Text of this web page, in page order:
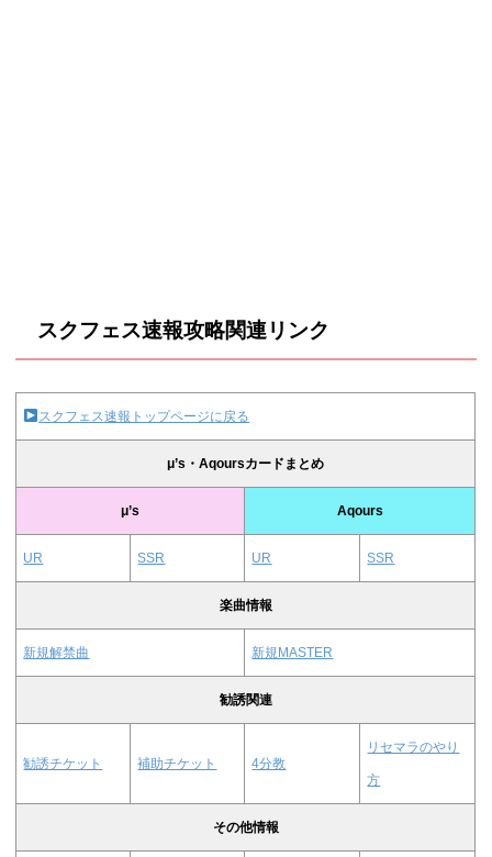
スクフェス速報攻略関連リンク
スクフェス速報トップページに戻る
μ’s・Aqoursカードまとめ
μ’s Aqours
UR SSR UR SSR
楽曲情報
新規解禁曲 新規MASTER
勧誘関連
勧誘チケット 補助チケット 4分教
リセマラのやり
方
その他情報